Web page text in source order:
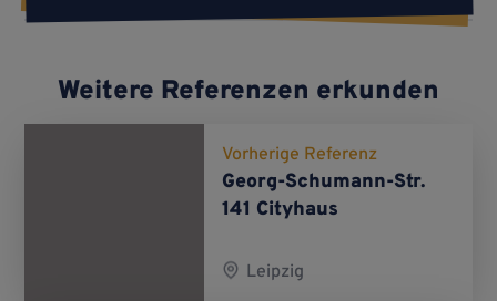
Weitere Referenzen erkunden
Vorherige Referenz
Georg-Schu­mann-Str.
141 City­haus
Leipzig